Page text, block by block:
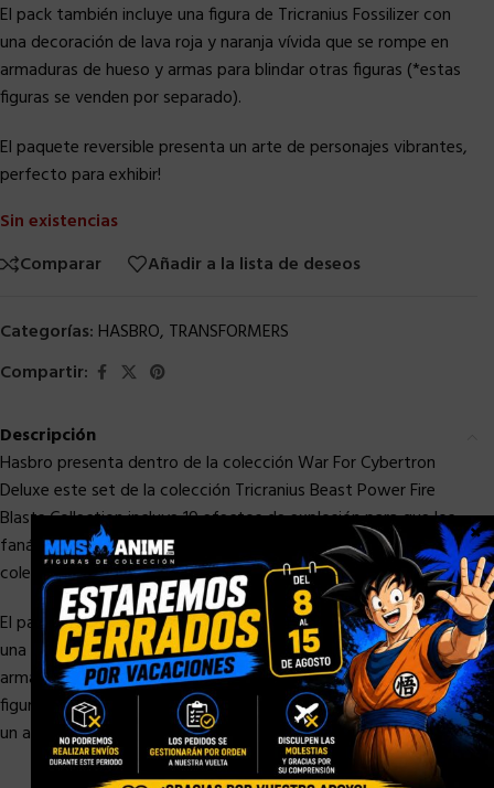
El pack también incluye una figura de Tricranius Fossilizer con
una decoración de lava roja y naranja vívida que se rompe en
armaduras de hueso y armas para blindar otras figuras (*estas
figuras se venden por separado).
El paquete reversible presenta un arte de personajes vibrantes,
perfecto para exhibir!
Sin existencias
Comparar
Añadir a la lista de deseos
Categorías: HASBRO, TRANSFORMERS
Compartir:
Descripción
Hasbro presenta dentro de la colección War For Cybertron
Deluxe este set de la colección Tricranius Beast Power Fire
Blasts Collection incluye 19 efectos de explosión para que los
fanáticos puedan aumentar la potencia de fuego de su
colección War for Cybertron.
El pack también incluye una figura de Tricranius Fossilizer con
una decoración de lava roja y naranja vívida que se rompe en
armaduras de hueso y armas para blindar otras figuras (*estas
figuras se venden por separado). El paquete reversible presenta
un arte de personajes vibrantes, perfecto para exhibir!
×